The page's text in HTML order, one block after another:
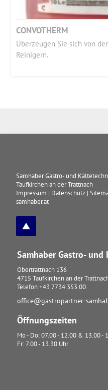
CONVOTHERM
Überzeugen Sie sich von
Reinigern.
Samhaber Gastro- und
Taufkirchen an der Trattnach
Impressum | Datenschutz |
samhaber.at
Samhaber Gastro- und
Obertrattnach 136
4715 Taufkirchen an der
Telefon +43 7734 353 00
office@gastropartner-
Öffnungszeiten
Mo - Do: 07.00 - 12.00 & 13.00 -
Fr: 7.00 - 13.30 Uhr